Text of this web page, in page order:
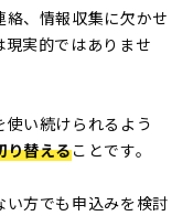
、情報収集に欠かせ
実的ではありませ
い続けられるよう
り替えることです。
方でも申込みを検討